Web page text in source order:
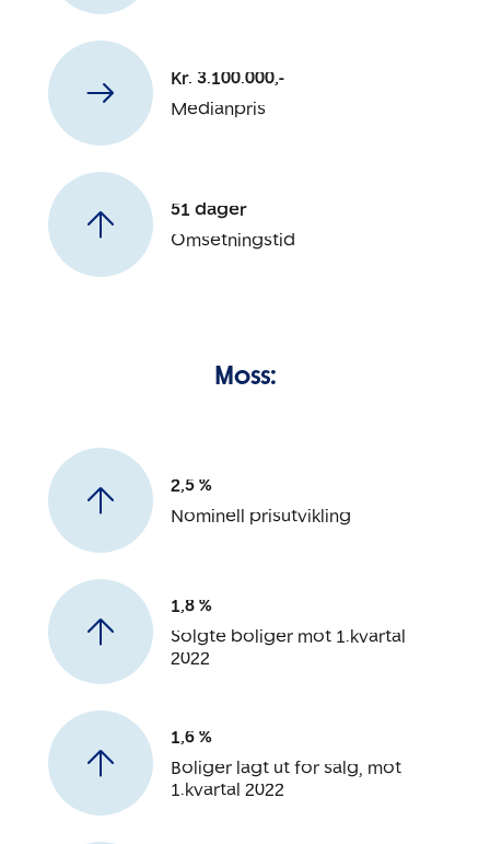
Kr. 3.100.000,-
Medianpris
51 dager
Omsetningstid
Moss:
2,5 %
Nominell prisutvikling
1,8 %
Solgte boliger mot 1.kvartal
2022
1,6 %
Boliger lagt ut for salg, mot
1.kvartal 2022